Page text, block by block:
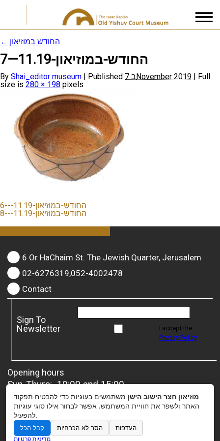
I accept the Privacy Policy
← החודש במוזיאון
החודש-במוזיאון-11.19—7
By Shai_editor museum | Published 7 בNovember 2019 | Full
size is 280 × 198 pixels
החודש-במוזיאון-11.19---6
החודש-במוזיאון-11.19---8
6 Or HaChaim St. The Jewish Quarter, Jerusalem
02-6276319,052-4002478
Contact
Sign To
Newsletter
I accept the
Privacy Policy
Opening hours
Sun-Thurs: 10:00 and 15:00
Friday: 10:00 and 13:00
For groups– it is possible to coordinate a special
opening.
מוזיאון חצר הישוב הישן משתמשים בעוגיות כדי להבטיח תפקוד
האתר ולשפר את חוויית המשתמש. אפשר לבחור אילו סוגי עוגיות
להפעיל.
קבל הכל הסר לא הכרחיות העדפות
מדיניות פרטיות